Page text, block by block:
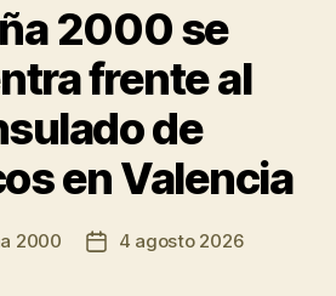
2000 se
frente al
de
en Valencia
2000 4 agosto 2026